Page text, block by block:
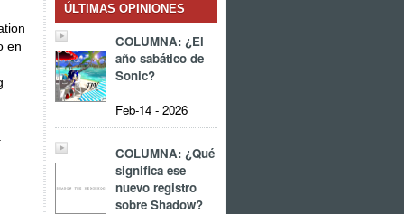
en
ÚLTIMAS OPINIONES
COLUMNA: ¿El
año sabático de
Sonic?
Feb-14 - 2026
COLUMNA: ¿Qué
significa ese
nuevo registro
sobre Shadow?